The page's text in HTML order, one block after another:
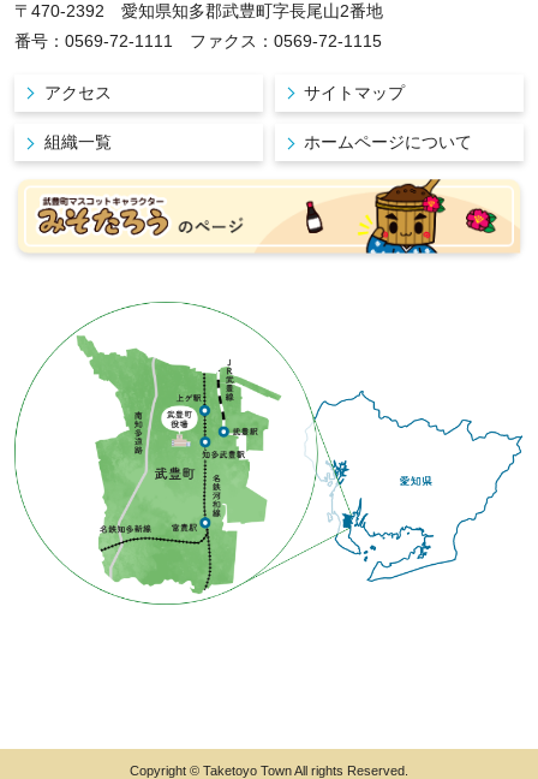
〒470-2392 愛知県知多郡武豊町字長尾山2番地
番号：0569-72-1111 ファクス：0569-72-1115
アクセス サイトマップ
組織一覧 ホームページについて
Copyright © Taketoyo Town All rights Reserved.